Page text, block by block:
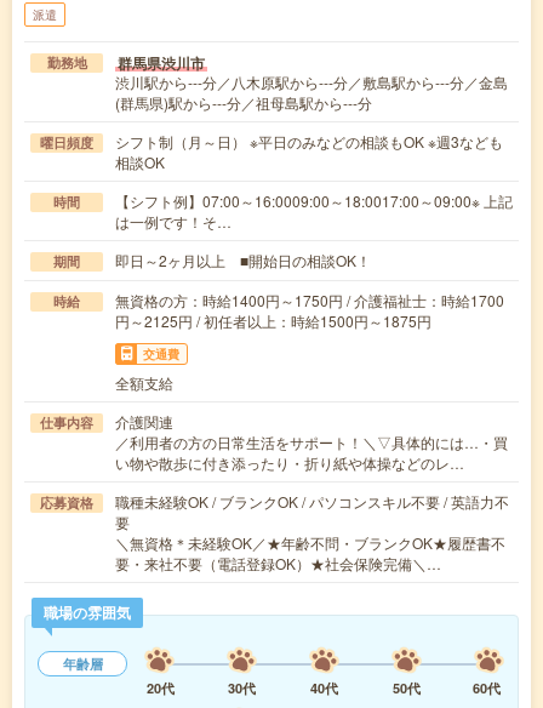
派遣
勤務地 群馬県渋川市
渋川駅から---分／八木原駅から---分／敷島駅から---分／金島
(群馬県)駅から---分／祖母島駅から---分
曜日頻度
シフト制（月～日） ※平日のみなどの相談もOK ※週3なども
相談OK
時間
【シフト例】07:00～16:0009:00～18:0017:00～09:00※ 上記
は一例です！そ…
期間 即日～2ヶ月以上 ■開始日の相談OK！
時給
無資格の方：時給1400円～1750円 / 介護福祉士：時給1700
円～2125円 / 初任者以上：時給1500円～1875円
交通費
全額支給
仕事内容
介護関連
／利用者の方の日常生活をサポート！＼▽具体的には…・買
い物や散歩に付き添ったり・折り紙や体操などのレ…
応募資格
職種未経験OK / ブランクOK / パソコンスキル不要 / 英語力不
要
＼無資格＊未経験OK／★年齢不問・ブランクOK★履歴書不
要・来社不要（電話登録OK）★社会保険完備＼…
職場の雰囲気
年齢層
20代
30代 40代 50代
60代